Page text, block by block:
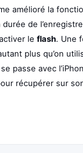
amélioré la
de
le flash. Une
plus qu’on
passe avec
récupérer sur